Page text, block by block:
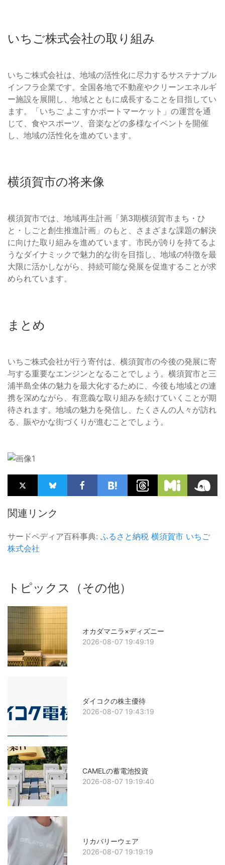
いちご株式会社の取り組み
いちご株式会社は、地域の活性化に尽力するサステナブル
インフラ企業です。全国各地で不動産やクリーンエネルギ
ー施設を展開し、地域とともに成長することを目指してい
ます。「いちご よこすかポートマーケット」の運営を通
じて、食やスポーツ、音楽などの多様なイベントを開催
し、地域の活性化を進めています。
横須賀市の将来像
横須賀市では、地域再生計画「第3期横須賀市まち・ひ
と・しごと創生推進計画」のもと、さまざまな課題の解決
に向けた取り組みを進めています。市民が誇りを持てるよ
うなダイナミックで魅力的な街を目指し、地域の特徴を最
大限に活かしながら、持続可能な発展を促進することが求
められています。
まとめ
いちご株式会社が行う寄付は、横須賀市の今後の発展に寄
与する重要なエンジンとなることでしょう。横須賀市と三
浦半島全体の魅力を最大化するために、今後も地域との連
携を深めながら、有意義な取り組みを続けていくことが期
待されます。地域の魅力を発信し、たくさんの人々が訪れ
る、賑やかな街づくりが進むことでしょう。
関連リンク
サードペディア百科事典: ふるさと納税 横須賀市 いちご
株式会社
トピックス（その他）
オカダマニラ×ディズニー
2026-08-07 19:49:19
ダイコクの株主優待
2026-08-07 19:43:19
CAMELの蓄電池投資
2026-08-07 19:19:40
リカバリーウェア
2026-08-07 19:19:19